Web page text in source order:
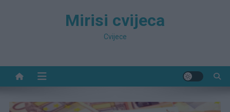
Mirisi cvijeca
Cvijece